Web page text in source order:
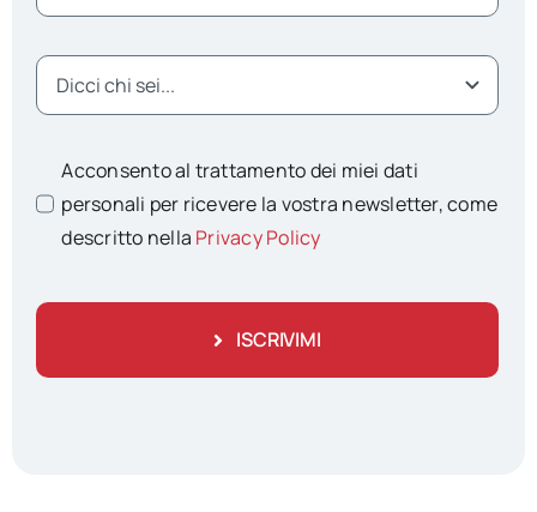
Acconsento al trattamento dei miei dati
personali per ricevere la vostra newsletter, come
descritto nella Privacy Policy
ISCRIVIMI